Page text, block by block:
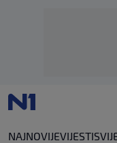
NAJNOVIJEVIJESTI